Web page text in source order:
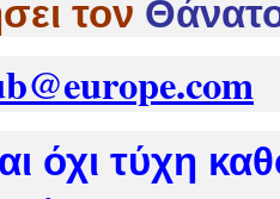
τον
όχι τύχη